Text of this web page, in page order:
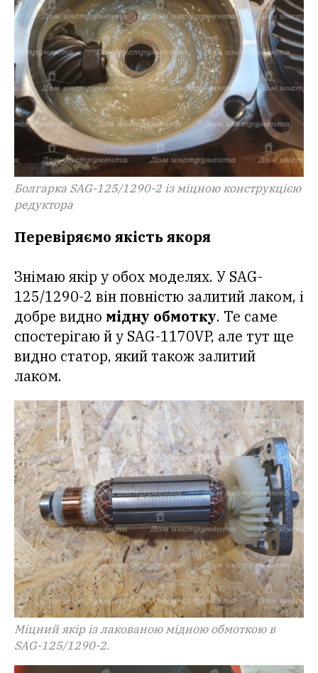
Болгарка SAG-125/1290-2 із міцною конструкцією
редуктора
Перевіряємо якість якоря
Знімаю якір у обох моделях. У SAG-
125/1290-2 він повністю залитий лаком, і
добре видно мідну обмотку. Те саме
спостерігаю й у SAG-1170VP, але тут ще
видно статор, який також залитий
лаком.
Міцний якір із лакованою мідною обмоткою в
SAG-125/1290-2.